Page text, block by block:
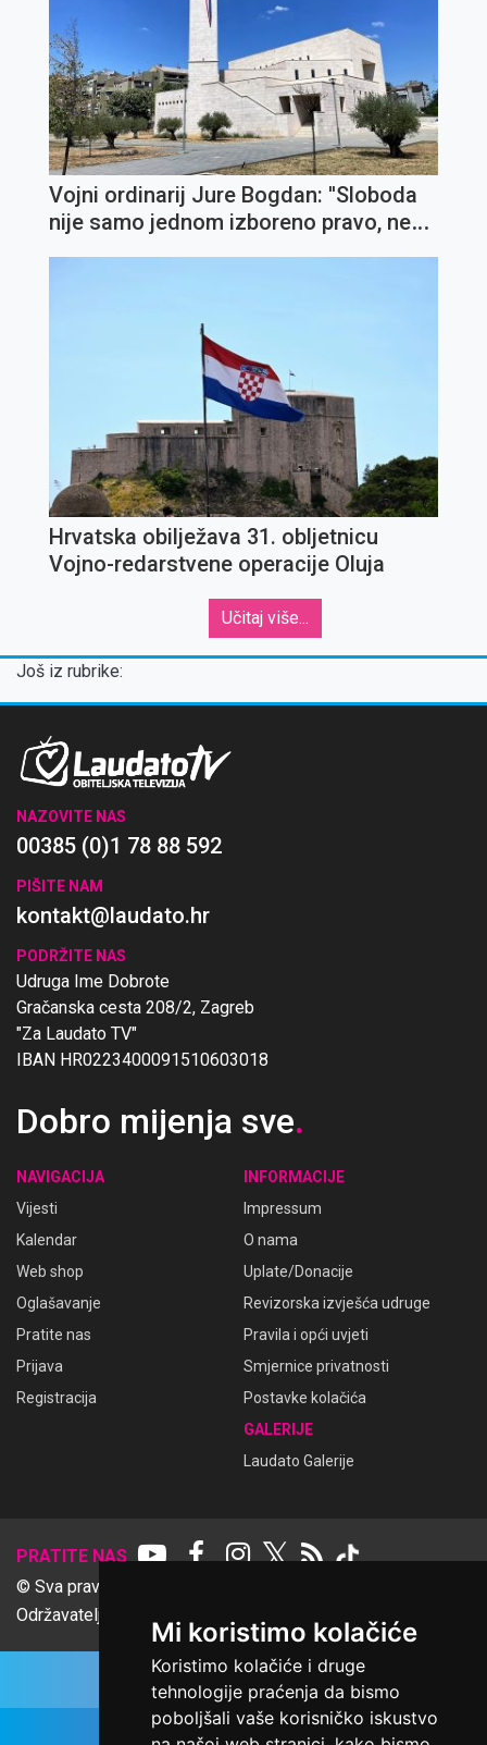
Mi koristimo kolačiće
Koristimo kolačiće i druge
tehnologije praćenja da bismo
poboljšali vaše korisničko iskustvo
Vojni ordinarij Jure Bogdan: ''Sloboda
nije samo jednom izboreno pravo, nego
Hrvatska obilježava 31. obljetnicu
Vojno-redarstvene operacije Oluja
Učitaj više...
Još iz rubrike:
NAZOVITE NAS
00385 (0)1 78 88 592
PIŠITE NAM
kontakt@laudato.hr
PODRŽITE NAS
Udruga Ime Dobrote
Gračanska cesta 208/2, Zagreb
"Za Laudato TV"
IBAN HR0223400091510603018
Dobro mijenja sve.
NAVIGACIJA
Vijesti
Kalendar
Web shop
Oglašavanje
Pratite nas
Prijava
Registracija
INFORMACIJE
Impressum
O nama
Uplate/Donacije
Revizorska izvješća udruge
Pravila i opći uvjeti
Smjernice privatnosti
Postavke kolačića
GALERIJE
Laudato Galerije
PRATITE NAS 𝕏
© Sva prava pridržana Udruga Ime dobrote
Održavatelj Netcom d.o.o., Riva 6, Rijeka